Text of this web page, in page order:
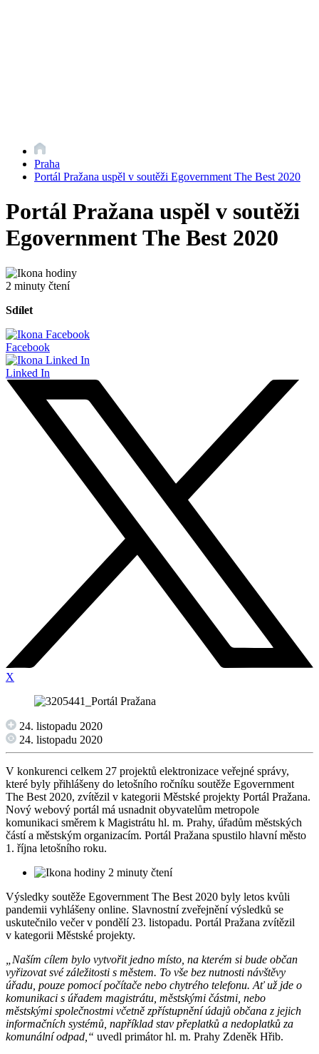
Praha
Portál Pražana uspěl v soutěži Egovernment The Best 2020
Portál Pražana uspěl v soutěži
Egovernment The Best 2020
2 minuty čtení
Sdílet
Facebook
Linked In
X
24. listopadu 2020
24. listopadu 2020
V konkurenci celkem 27 projektů elektronizace veřejné správy,
které byly přihlášeny do letošního ročníku soutěže Egovernment
The Best 2020, zvítězil v kategorii Městské projekty Portál Pražana.
Nový webový portál má usnadnit obyvatelům metropole
komunikaci směrem k Magistrátu hl. m. Prahy, úřadům městských
částí a městským organizacím. Portál Pražana spustilo hlavní město
1. října letošního roku.
2 minuty čtení
Výsledky soutěže Egovernment The Best 2020 byly letos kvůli
pandemii vyhlášeny online. Slavnostní zveřejnění výsledků se
uskutečnilo večer v pondělí 23. listopadu. Portál Pražana zvítězil
v kategorii Městské projekty.
„Naším cílem bylo vytvořit jedno místo, na kterém si bude občan
vyřizovat své záležitosti s městem. To vše bez nutnosti návštěvy
úřadu, pouze pomocí počítače nebo chytrého telefonu. Ať už jde o
komunikaci s úřadem magistrátu, městskými částmi, nebo
městskými společnostmi včetně zpřístupnění údajů občana z jejich
informačních systémů, například stav přeplatků a nedoplatků za
komunální odpad,“ uvedl primátor hl. m. Prahy Zdeněk Hřib.